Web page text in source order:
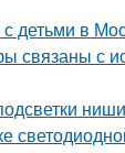
детьми в
связаны с